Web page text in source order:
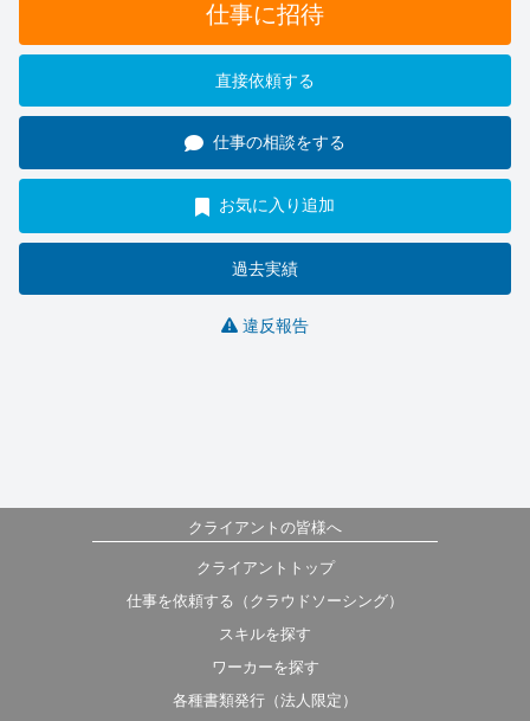
仕事に招待
直接依頼する
仕事の相談をする
お気に入り追加
過去実績
違反報告
クライアントの皆様へ
クライアントトップ
仕事を依頼する（クラウドソーシング）
スキルを探す
ワーカーを探す
各種書類発行（法人限定）